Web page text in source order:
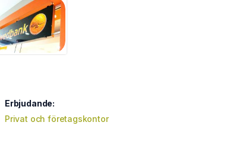
Erbjudande:
Privat och företagskontor